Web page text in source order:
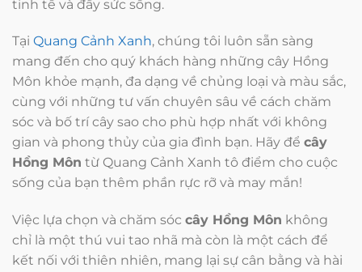
tinh tế và đầy sức sống.
Tại Quang Cảnh Xanh, chúng tôi luôn sẵn sàng
mang đến cho quý khách hàng những cây Hồng
Môn khỏe mạnh, đa dạng về chủng loại và màu sắc,
cùng với những tư vấn chuyên sâu về cách chăm
sóc và bố trí cây sao cho phù hợp nhất với không
gian và phong thủy của gia đình bạn. Hãy để cây
Hồng Môn từ Quang Cảnh Xanh tô điểm cho cuộc
sống của bạn thêm phần rực rỡ và may mắn!
Việc lựa chọn và chăm sóc cây Hồng Môn không
chỉ là một thú vui tao nhã mà còn là một cách để
kết nối với thiên nhiên, mang lại sự cân bằng và hài